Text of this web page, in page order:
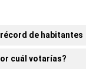
récord de habitantes
cuál votarías?